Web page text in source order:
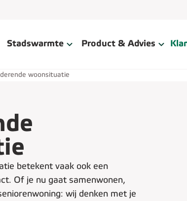
Stadswarmte Product & Advies
woonsituatie
betekent vaak ook een
Of je nu gaat samenwonen,
wij denken met je